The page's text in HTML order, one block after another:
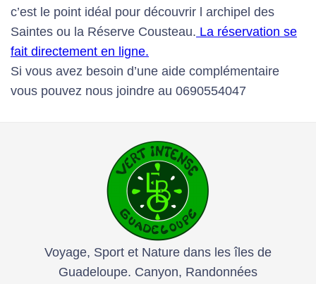
c’est le point idéal pour découvrir l archipel des
Saintes ou la Réserve Cousteau. La réservation se
fait directement en ligne.
Si vous avez besoin d’une aide complémentaire
vous pouvez nous joindre au 0690554047
Voyage, Sport et Nature dans les îles de
Guadeloupe. Canyon, Randonnées